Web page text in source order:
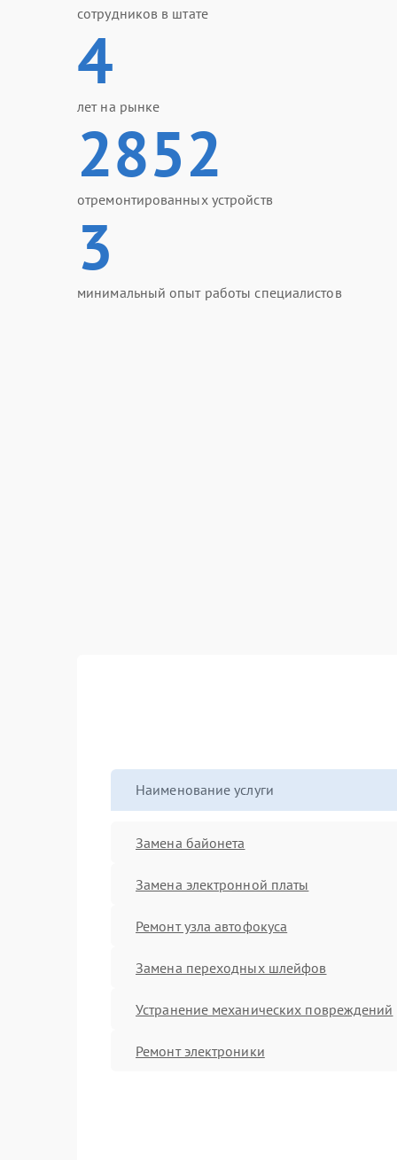
сотрудников в штате
4
лет на рынке
2852
отремонтированных устройств
3
минимальный опыт работы специалистов
Наименование услуги
Замена байонета
Замена электронной платы
Ремонт узла автофокуса
Замена переходных шлейфов
Устранение механических повреждений
Ремонт электроники